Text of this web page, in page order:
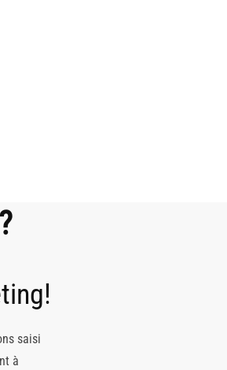
saisi
à